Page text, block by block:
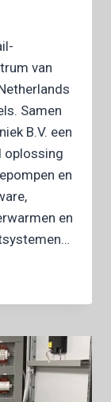
van
Samen
B.V. een
oplos­sing
en
en